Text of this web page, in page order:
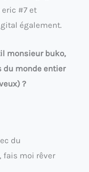
#7 et
également.
monsieur buko,
du monde entier
?
du
fais moi rêver